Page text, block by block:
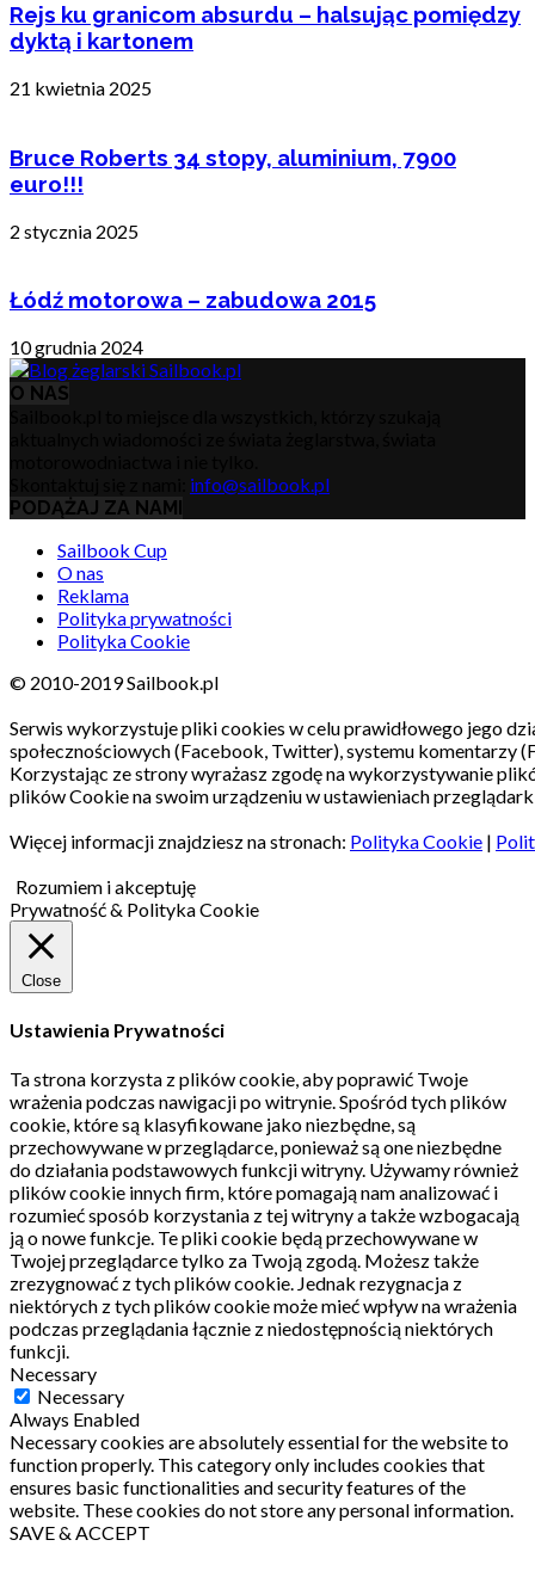
Rejs ku granicom absurdu – halsując pomiędzy
dyktą i kartonem
21 kwietnia 2025
Bruce Roberts 34 stopy, aluminium, 7900
euro!!!
2 stycznia 2025
Łódź motorowa – zabudowa 2015
10 grudnia 2024
O NAS
info@sailbook.pl
PODĄŻAJ ZA NAMI
Sailbook Cup
O nas
Reklama
Polityka prywatności
Polityka Cookie
© 2010-2019 Sailbook.pl
Serwis wykorzystuje pliki cookies w celu prawidłowego jego
społecznościowych (Facebook, Twitter), systemu komentarzy
Korzystając ze strony wyrażasz zgodę na wykorzystywanie
plików Cookie na swoim urządzeniu w ustawieniach
Więcej informacji znajdziesz na stronach: Polityka Cookie |
Rozumiem i akceptuję
Prywatność & Polityka Cookie
Close
Ustawienia Prywatności
Ta strona korzysta z plików cookie, aby poprawić Twoje
wrażenia podczas nawigacji po witrynie. Spośród tych plików
cookie, które są klasyfikowane jako niezbędne, są
przechowywane w przeglądarce, ponieważ są one niezbędne
do działania podstawowych funkcji witryny. Używamy również
plików cookie innych firm, które pomagają nam analizować i
rozumieć sposób korzystania z tej witryny a także wzbogacają
ją o nowe funkcje. Te pliki cookie będą przechowywane w
Twojej przeglądarce tylko za Twoją zgodą. Możesz także
zrezygnować z tych plików cookie. Jednak rezygnacja z
niektórych z tych plików cookie może mieć wpływ na wrażenia
podczas przeglądania łącznie z niedostępnością niektórych
funkcji.
Necessary
Necessary
Always Enabled
Necessary cookies are absolutely essential for the website to
function properly. This category only includes cookies that
ensures basic functionalities and security features of the
website. These cookies do not store any personal information.
SAVE & ACCEPT